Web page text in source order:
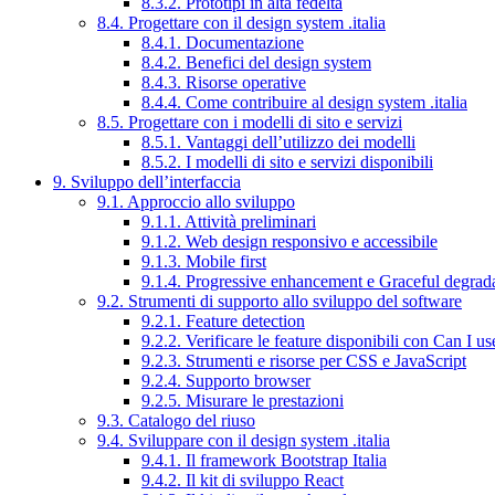
8.4. Progettare con il design system .italia
8.4.1. Documentazione
8.4.2. Benefici del design system
8.4.3. Risorse operative
8.4.4. Come contribuire al design system .italia
8.5. Progettare con i modelli di sito e servizi
8.5.1. Vantaggi dell’utilizzo dei modelli
8.5.2. I modelli di sito e servizi disponibili
9. Sviluppo dell’interfaccia
9.1. Approccio allo sviluppo
9.1.1. Attività preliminari
9.1.2. Web design responsivo e accessibile
9.1.3. Mobile first
9.1.4. Progressive enhancement e Graceful
9.2. Strumenti di supporto allo sviluppo del software
9.2.1. Feature detection
9.2.2. Verificare le feature disponibili con Can I
9.2.3. Strumenti e risorse per CSS e JavaScript
9.2.4. Supporto browser
9.2.5. Misurare le prestazioni
9.3. Catalogo del riuso
9.4. Sviluppare con il design system .italia
9.4.1. Il framework Bootstrap Italia
9.4.2. Il kit di sviluppo React